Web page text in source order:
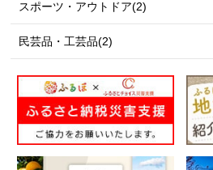
スポーツ・アウトドア(2)
民芸品・工芸品(2)